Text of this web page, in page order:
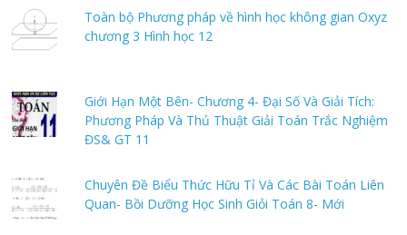
Toàn bộ Phương pháp về hình học không gian Oxyz
chương 3 Hình học 12
Giới Hạn Một Bên- Chương 4- Đại Số Và Giải Tích:
Phương Pháp Và Thủ Thuật Giải Toán Trắc Nghiệm
ĐS& GT 11
Chuyên Đề Biểu Thức Hữu Tỉ Và Các Bài Toán Liên
Quan- Bồi Dưỡng Học Sinh Giỏi Toán 8- Mới